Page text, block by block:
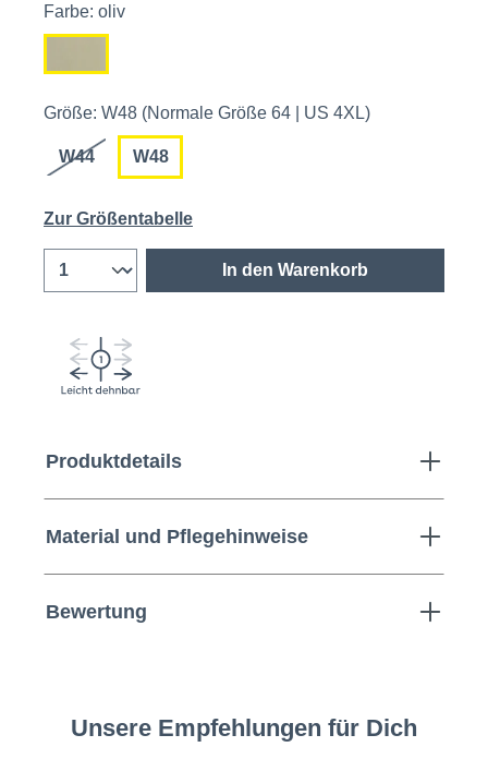
Farbe: oliv
Größe: W48 (Normale Größe 64 | US 4XL)
W44 W48
Zur Größentabelle
In den Warenkorb
Produktdetails
Material und Pflegehinweise
Bewertung
Unsere Empfehlungen für Dich